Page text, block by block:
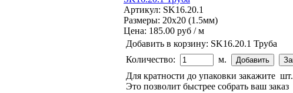
Артикул: SK16.20.1
Размеры: 20x20 (1.5мм)
Цена: 185.00 руб / м
Добавить в корзину: SK16.20.1 Труба
Количество:
м.
Для кратности до упаковки закажите шт.
Это позволит быстрее собрать ваш заказ